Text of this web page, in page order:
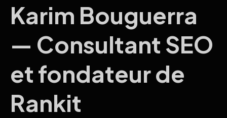
Karim Bouguerra
— Consultant SEO
et fondateur de
Rankit